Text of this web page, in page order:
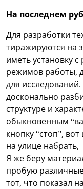
На последнем
Для разработки
тиражируются на
иметь установку
режимов работы,
для
досконально
структуре и
обыкновенным
кнопку “стоп”,
на улице
Я же беру
пробую
тот, что показал